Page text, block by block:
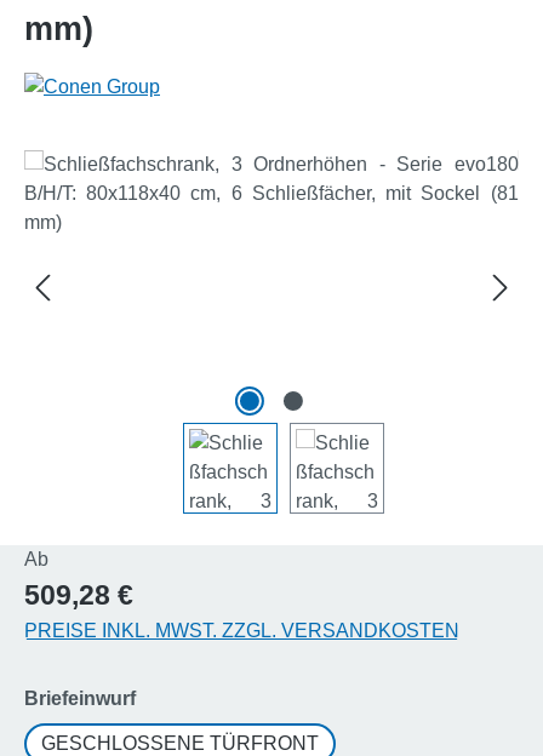
mm)
Bildergalerie überspringen
AbRegulärer Preis:
509,28 €
PREISE INKL. MWST. ZZGL. VERSANDKOSTEN
Briefeinwurfauswählen
GESCHLOSSENE TÜRFRONT